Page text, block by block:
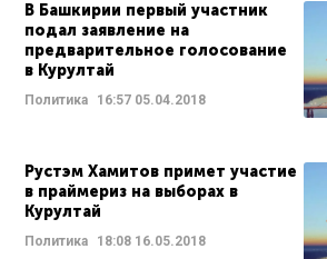
В Башкирии первый участник
подал заявление на
предварительное голосование
в Курултай
Политика 16:57 05.04.2018
Рустэм Хамитов примет участие
в праймериз на выборах в
Курултай
Политика 18:08 16.05.2018